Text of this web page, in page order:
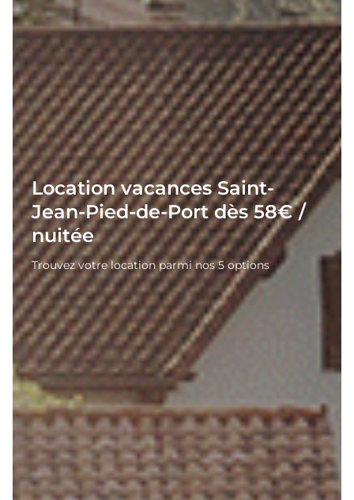
Location vacances Saint-
Jean-Pied-de-Port dès 58€ /
nuitée
Trouvez votre location parmi nos 5 options